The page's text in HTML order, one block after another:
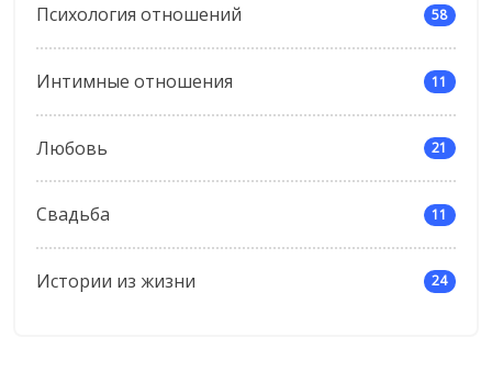
Психология отношений 58
Интимные отношения 11
Любовь 21
Свадьба 11
Истории из жизни 24